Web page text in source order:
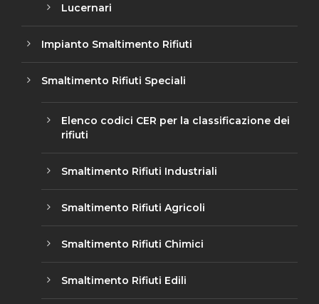
Lucernari
Impianto Smaltimento Rifiuti
Smaltimento Rifiuti Speciali
Elenco codici CER per la classificazione dei
rifiuti
Smaltimento Rifiuti Industriali
Smaltimento Rifiuti Agricoli
Smaltimento Rifiuti Chimici
Smaltimento Rifiuti Edili